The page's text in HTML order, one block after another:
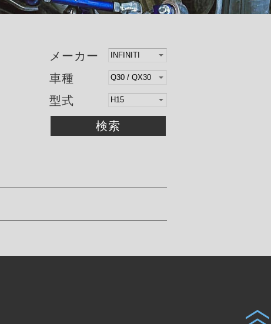
メーカー
車種
型式
検索